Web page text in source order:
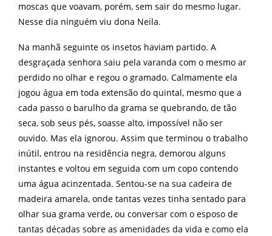
moscas que voavam, porém, sem sair do mesmo lugar.
Nesse dia ninguém viu dona Neila.
Na manhã seguinte os insetos haviam partido. A
desgraçada senhora saiu pela varanda com o mesmo ar
perdido no olhar e regou o gramado. Calmamente ela
jogou água em toda extensão do quintal, mesmo que a
cada passo o barulho da grama se quebrando, de tão
seca, sob seus pés, soasse alto, impossível não ser
ouvido. Mas ela ignorou. Assim que terminou o trabalho
inútil, entrou na residência negra, demorou alguns
instantes e voltou em seguida com um copo contendo
uma água acinzentada. Sentou-se na sua cadeira de
madeira amarela, onde tantas vezes tinha sentado para
olhar sua grama verde, ou conversar com o esposo de
tantas décadas sobre as amenidades da vida e como ela